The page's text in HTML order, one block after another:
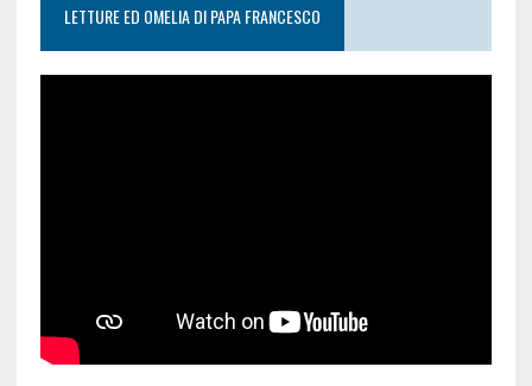
LETTURE ED OMELIA DI PAPA FRANCESCO